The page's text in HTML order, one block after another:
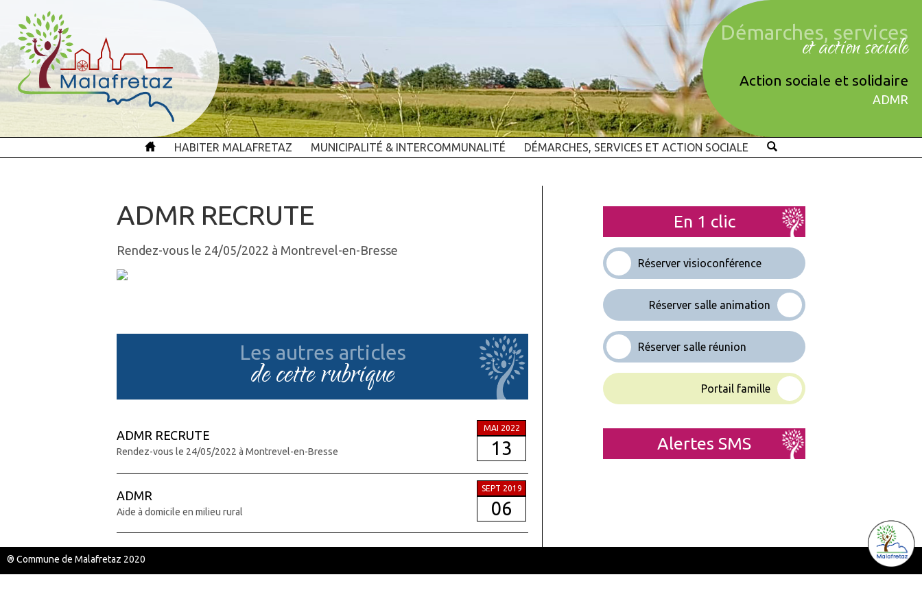
Démarches, services
et action sociale
Action sociale et solidaire
ADMR
HABITER MALAFRETAZ MUNICIPALITÉ & INTERCOMMUNALITÉ DÉMARCHES, SERVICES ET ACTION SOCIALE
ADMR RECRUTE
Rendez-vous le 24/05/2022 à Montrevel-en-Bresse
Les autres articles
de cette rubrique
ADMR RECRUTE
Rendez-vous le 24/05/2022 à Montrevel-en-Bresse
MAI 2022
13
ADMR
Aide à domicile en milieu rural
SEPT 2019
06
En 1 clic
Réserver visioconférence
Réserver salle animation
Réserver salle réunion
Portail famille
Alertes SMS
® Commune de Malafretaz 2020